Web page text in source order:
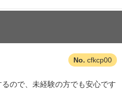
cfkcp00
ので、未経験の方でも安心です